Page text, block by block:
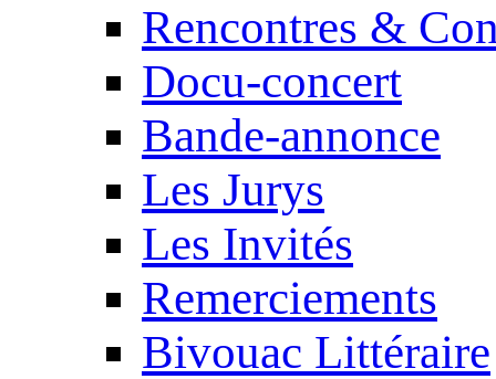
Rencontres &
Docu-concert
Bande-annonce
Les Jurys
Les Invités
Remerciements
Bivouac Littéraire